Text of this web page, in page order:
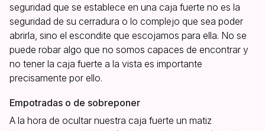
seguridad que se establece en una caja fuerte no es la
seguridad de su cerradura o lo complejo que sea poder
abrirla, sino el escondite que escojamos para ella. No se
puede robar algo que no somos capaces de encontrar y
no tener la caja fuerte a la vista es importante
precisamente por ello.
Empotradas o de sobreponer
A la hora de ocultar nuestra caja fuerte un matiz